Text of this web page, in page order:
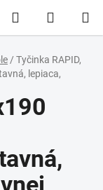
Hľadať
KOŠÍK
/ Tyčinka RAPID,
lepiaca,